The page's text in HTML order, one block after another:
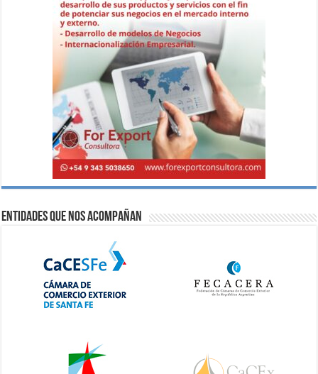
Entidades que nos acompañan